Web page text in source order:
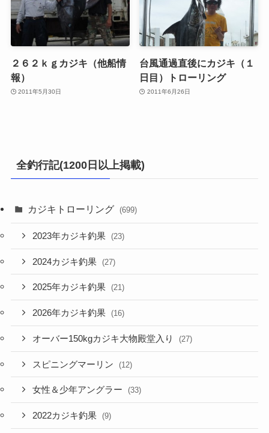
２６２ｋｇカジキ（他船情
報）
2011年5月30日
台風通過直後にカジキ（１
日目）トローリング
2011年6月26日
全釣行記(1200日以上掲載)
カジキトローリング (699)
2023年カジキ釣果 (23)
2024カジキ釣果 (27)
2025年カジキ釣果 (21)
2026年カジキ釣果 (16)
オーバー150kgカジキ大物殿堂入り (27)
スピニングマーリン (12)
女性＆少年アングラー (33)
2022カジキ釣果 (9)